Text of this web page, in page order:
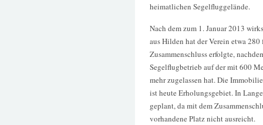
heimatlichen Segelfluggelände.
Nach dem zum 1. Januar 2013
aus Hilden hat der Verein etwa
Zusammenschluss erfolgte,
Segelflugbetrieb auf der mit 600
mehr zugelassen hat. Die
ist heute Erholungsgebiet. In
geplant, da mit dem
vorhandene Platz nicht ausreicht.